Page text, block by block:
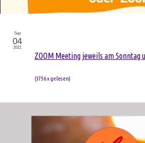
ZOOM Meeting jeweils am Sonntag
(3756 x gelesen)
Sep
04
2021